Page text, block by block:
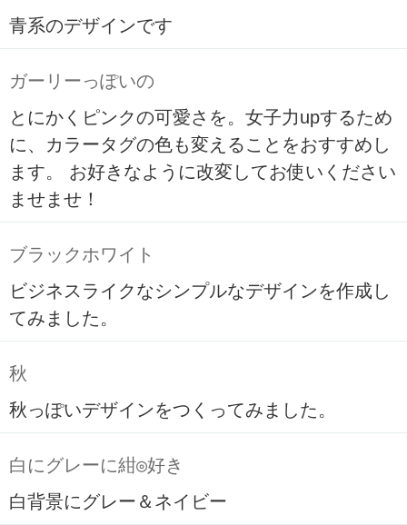
青系のデザインです
ガーリーっぽいの
とにかくピンクの可愛さを。女子力upするため
に、カラータグの色も変えることをおすすめし
ます。 お好きなように改変してお使いください
ませませ！
ブラックホワイト
ビジネスライクなシンプルなデザインを作成し
てみました。
秋
秋っぽいデザインをつくってみました。
白にグレーに紺◎好き
白背景にグレー＆ネイビー